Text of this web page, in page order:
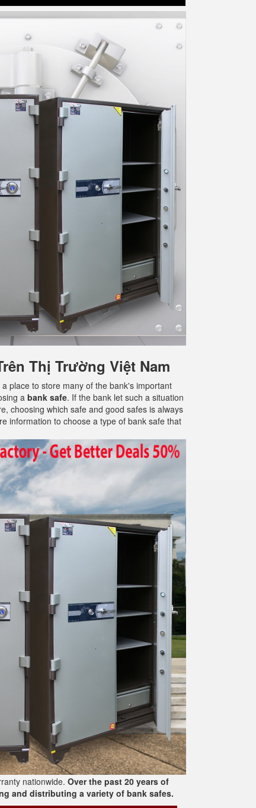
Thị Trường Việt Nam
place to store many of the bank's important
a bank safe. If the bank let such a situation
choosing which safe and good safes is always
information to choose a type of bank safe that
nationwide. Over the past 20 years of
and distributing a variety of bank safes.